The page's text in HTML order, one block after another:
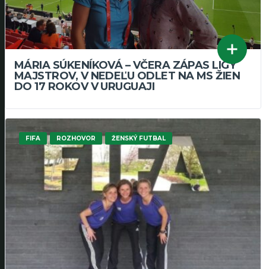
MÁRIA SÚKENÍKOVÁ – VČERA ZÁPAS LIGY
MAJSTROV, V NEDEĽU ODLET NA MS ŽIEN
DO 17 ROKOV V URUGUAJI
FIFA ROZHOVOR ŽENSKÝ FUTBAL